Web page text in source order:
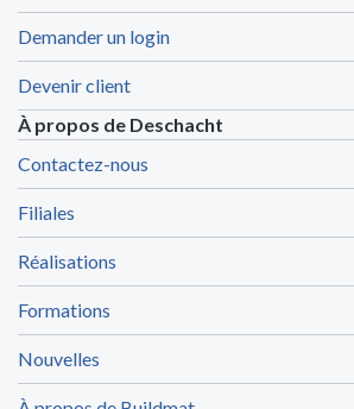
Demander un login
Devenir client
À propos de Deschacht
Contactez-nous
Filiales
Réalisations
Formations
Nouvelles